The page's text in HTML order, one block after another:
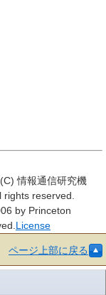
情報通信研究機
rights reserved.
by Princeton
License
ページ上部に戻る